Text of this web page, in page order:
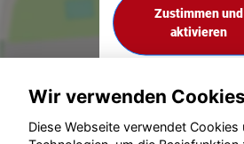
Zustimmen und
aktivieren
Wir verwenden Cookies
Diese Webseite verwendet Cookies